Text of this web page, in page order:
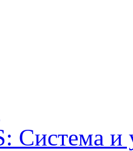
Система и